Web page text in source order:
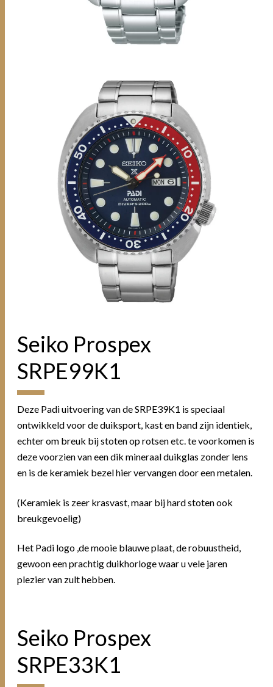
Seiko Prospex
SRPE99K1
Deze Padi uitvoering van de SRPE39K1 is speciaal
ontwikkeld voor de duiksport, kast en band zijn identiek,
echter om breuk bij stoten op rotsen etc. te voorkomen is
deze voorzien van een dik mineraal duikglas zonder lens
en is de keramiek bezel hier vervangen door een metalen.
(Keramiek is zeer krasvast, maar bij hard stoten ook
breukgevoelig)
Het Padi logo ,de mooie blauwe plaat, de robuustheid,
gewoon een prachtig duikhorloge waar u vele jaren
plezier van zult hebben.
Seiko Prospex
SRPE33K1